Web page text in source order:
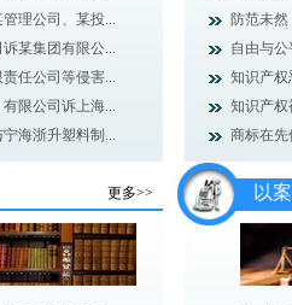
理公司、某投...
某集团有限公...
任公司等侵害...
限公司诉上海...
海浙升塑料制...
防范未
自由与
知识产
知识产权
商标在先
更多>> 以